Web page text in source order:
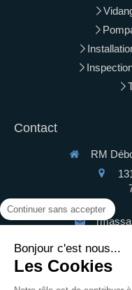
Contact
RM
Continuer sans accepter
Bonjour c'est nous...
Les Cookies